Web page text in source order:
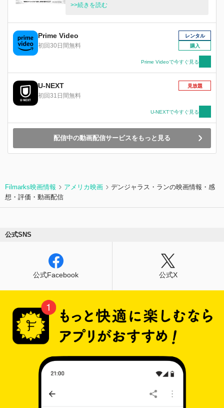
とができなかったために、何十人という罪もない
しまい一線からは退いていた。今はケースワーカ
ーとしてロンドンで静かな生活を歩んでいたアリ
スだったが、ＣＩＡがバイオテロ計画を察知し、
その計画に重要なメッセージを持つ容疑者を逮
捕。その尋問官に選ばれたアリスはＣＩＡに呼び
戻された。アリスは絶妙な尋問で、容疑者をうま
く“完落ち”に追い込めたが、CIAを装った偽の捜
査官たちの罠だったことに気付き、真実を突き止
めるべく孤高の戦いが始まる！果たしてテロを阻
止することができるのか・・・
>>続きを読む
Prime Video
初回30日間無料
レンタル
購入
Prime Videoで今すぐ見る
U-NEXT
初回31日間無料
見放題
U-NEXTで今すぐ見る
配信中の動画配信サービスをもっと見る
Filmarks映画情報 アメリカ映画
デンジャラス・ランの映画情報・感
想・評価・動画配信
公式SNS
公式Facebook 公式X